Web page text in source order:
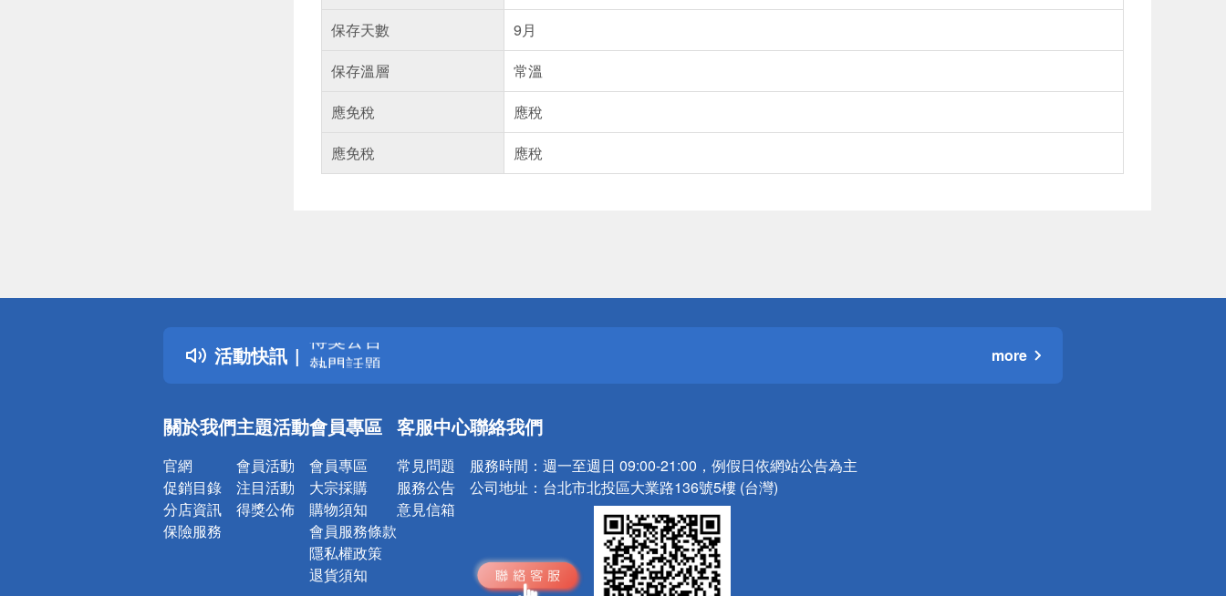
保存天數
9月
保存溫層
常溫
應免稅
應稅
應免稅
應稅
活動快訊
詐騙網頁！請小心！
得獎公告
熱門話題
銀行優惠
詐騙網頁！請小心！
more
關於我們
官網
促銷目錄
分店資訊
保險服務
主題活動
會員活動
注目活動
得獎公佈
會員專區
會員專區
大宗採購
購物須知
會員服務條款
隱私權政策
退貨須知
客服中心
常見問題
服務公告
意見信箱
聯絡我們
服務時間： 週一至週日 09:00-21:00，例假日依網站公告為主
公司地址： 台北市北投區大業路136號5樓 (台灣)